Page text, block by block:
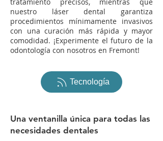
nuestro láser dental garantiza
procedimientos mínimamente invasivos
con una curación más rápida y mayor
comodidad. ¡Experimente el futuro de la
odontología con nosotros en Fremont!
Tecnología
Una ventanilla única para todas las
necesidades dentales